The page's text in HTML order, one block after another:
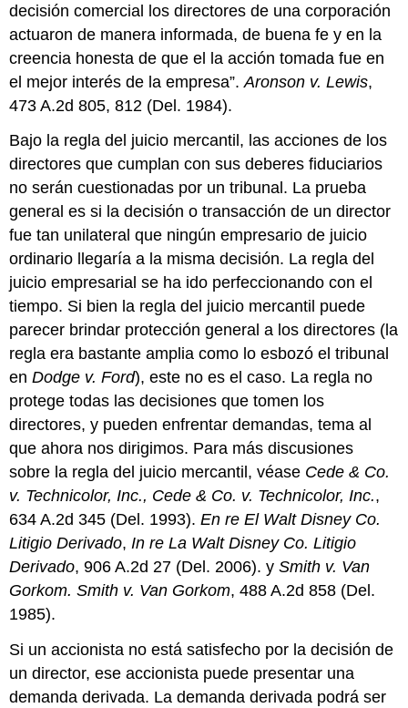
decisión comercial los directores de una corporación
actuaron de manera informada, de buena fe y en la
creencia honesta de que el la acción tomada fue en
el mejor interés de la empresa”.Aronson v. Lewis,
473 A.2d 805, 812 (Del. 1984).
Bajo la regla del juicio mercantil, las acciones de los
directores que cumplan con sus deberes fiduciarios
no serán cuestionadas por un tribunal. La prueba
general es si la decisión o transacción de un director
fue tan unilateral que ningún empresario de juicio
ordinario llegaría a la misma decisión. La regla del
juicio empresarial se ha ido perfeccionando con el
tiempo. Si bien la regla del juicio mercantil puede
parecer brindar protección general a los directores (la
regla era bastante amplia como lo esbozó el tribunal
enDodge v. Ford), este no es el caso. La regla no
protege todas las decisiones que tomen los
directores, y pueden enfrentar demandas, tema al
que ahora nos dirigimos. Para más discusiones
sobre la regla del juicio mercantil, véase Cede & Co.
v. Technicolor, Inc., Cede & Co. v. Technicolor, Inc.,
634 A.2d 345 (Del. 1993).En re El Walt Disney Co.
Litigio Derivado,In re La Walt Disney Co. Litigio
Derivado, 906 A.2d 27 (Del. 2006). ySmith v. Van
Gorkom.Smith v. Van Gorkom, 488 A.2d 858 (Del.
1985).
Si un accionista no está satisfecho por la decisión de
un director, ese accionista puede presentar una
demanda derivada. La demanda derivada podrá ser